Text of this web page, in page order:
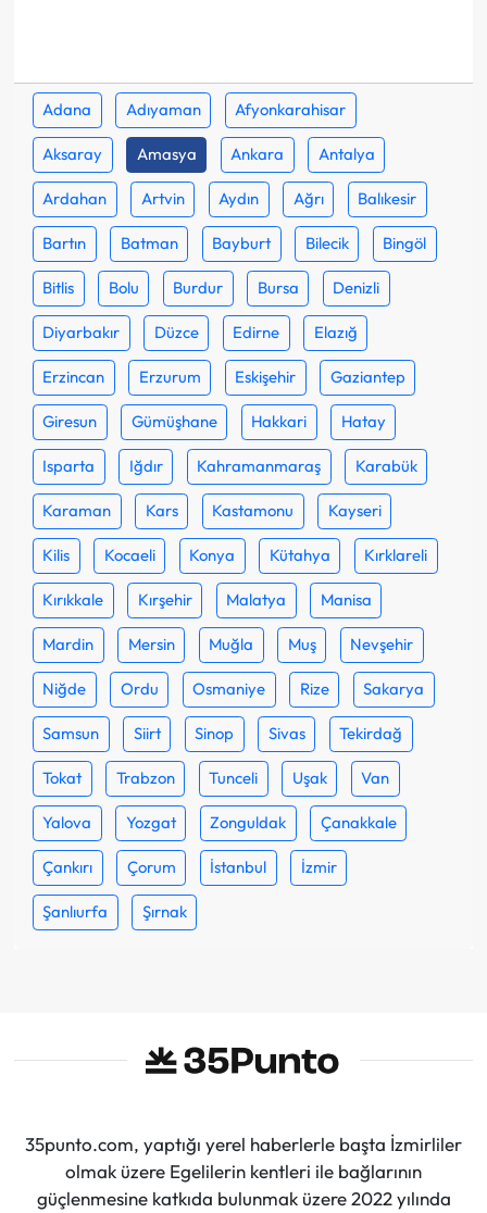
Adana Adıyaman Afyonkarahisar
Aksaray Amasya Ankara Antalya
Ardahan Artvin Aydın Ağrı Balıkesir
Bartın Batman Bayburt Bilecik Bingöl
Bitlis Bolu Burdur Bursa Denizli
Diyarbakır Düzce Edirne Elazığ
Erzincan Erzurum Eskişehir Gaziantep
Giresun Gümüşhane Hakkari Hatay
Isparta Iğdır Kahramanmaraş Karabük
Karaman Kars Kastamonu Kayseri
Kilis Kocaeli Konya Kütahya Kırklareli
Kırıkkale Kırşehir Malatya Manisa
Mardin Mersin Muğla Muş Nevşehir
Niğde Ordu Osmaniye Rize Sakarya
Samsun Siirt Sinop Sivas Tekirdağ
Tokat Trabzon Tunceli Uşak Van
Yalova Yozgat Zonguldak Çanakkale
Çankırı Çorum İstanbul İzmir
Şanlıurfa Şırnak
35punto.com, yaptığı yerel haberlerle başta İzmirliler
olmak üzere Egelilerin kentleri ile bağlarının
güçlenmesine katkıda bulunmak üzere 2022 yılında